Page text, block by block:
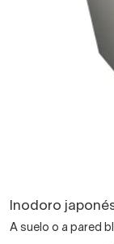
Inodoro
A suelo o a pared